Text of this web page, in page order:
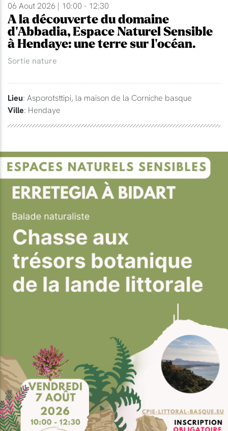
06 Aout 2026 | 10:00 - 12:30
A la découverte du domaine
d'Abbadia, Espace Naturel Sensible
à Hendaye: une terre sur l'océan.
Sortie nature
Lieu: Asporotsttipi, la maison de la Corniche basque
Ville: Hendaye